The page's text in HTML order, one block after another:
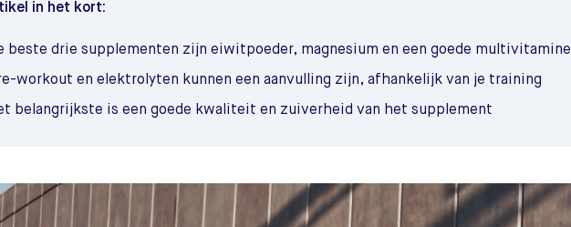
in het kort:
beste drie supplementen zijn eiwitpoeder, magnesium en een goede multivitamine
workout en elektrolyten kunnen een aanvulling zijn, afhankelijk van je training
belangrijkste is een goede kwaliteit en zuiverheid van het supplement